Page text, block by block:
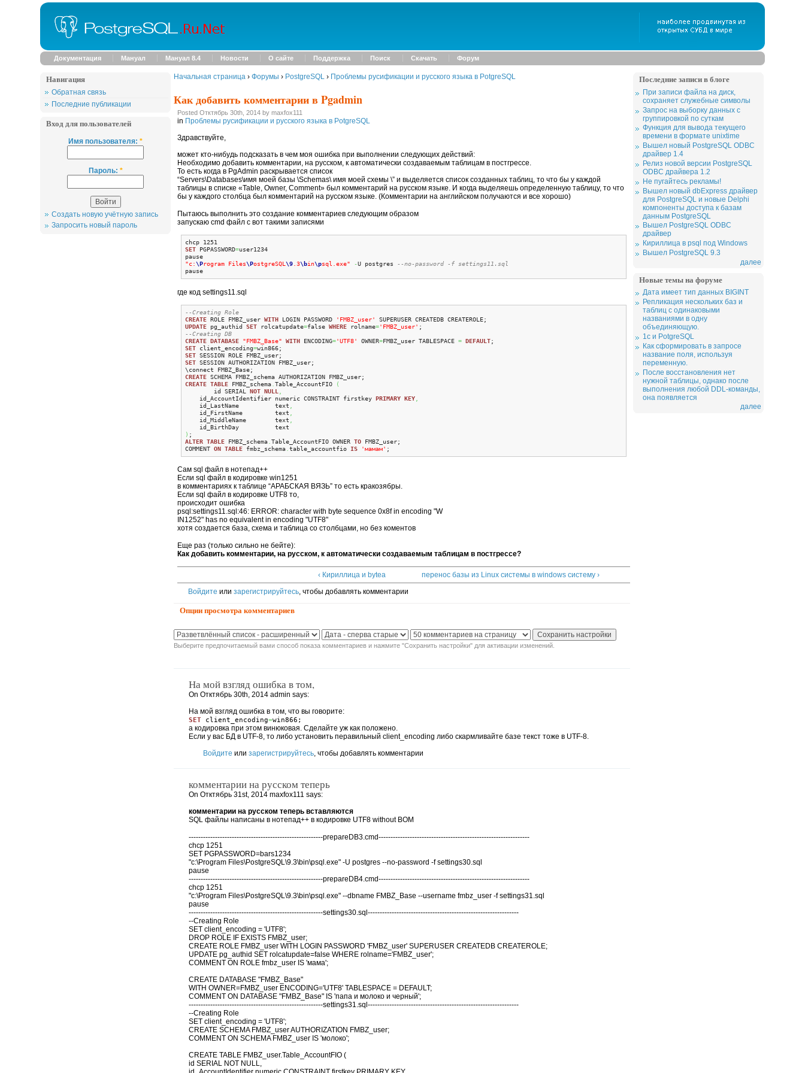
Документация Мануал Мануал 8.4 Новости О сайте Поддержка Поиск Скачать Форум
Навигация
Обратная связь
Последние публикации
Вход для пользователей
Имя пользователя:*
Пароль: *
Создать новую учётную запись
Запросить новый пароль
Начальная страница› Форумы › PostgreSQL› Проблемы русификации и русского языка в PotgreSQL
Как добавить комментарии в Pgadmin
Posted Отктябрь 30th, 2014 by maxfox111
in Проблемы русификации и русского языка в PotgreSQL
Здравствуйте,
может кто-нибудь подсказать в чем моя ошибка при выполнении следующих действий:
Необходимо добавить комментарии, на русском, к автоматически создаваемым таблицам в постгрессе.
То есть когда в PgAdmin раскрывается список
“Servers\Databases\имя моей базы \Schemas\ имя моей схемы \” и выделяется список созданных таблиц, то что бы у каждой
таблицы в списке «Table, Owner, Comment» был комментарий на русском языке. И когда выделяешь определенную таблицу, то что
бы у каждого столбца был комментарий на русском языке. (Комментарии на английском получаются и все хорошо)
Пытаюсь выполнить это создание комментариев следующим образом
запускаю cmd файл с вот такими записями
SET PGPASSWORD=user1234
pause
"c:\Program Files\PostgreSQL \9.3\bin\psql.exe" -U postgres --no-password -f settings11.sql
pause
где код settings11.sql
--Creating Role
CREATE ROLE FMBZ_user WITH LOGIN PASSWORD 'FMBZ_user'
UPDATE pg_authid SET rolcatupdate=false WHERE rolname='FMBZ_user'
--Creating DB
CREATE DATABASE "FMBZ_Base" WITH ENCODING='UTF8' OWNER=FMBZ_user TABLESPACE = DEFAULT
SET client_encoding=
SET
SET SESSION AUTHORIZATION FMBZ_user;
CREATE
CREATE TABLE FMBZ_schema. Table_AccountFIO
(
	id SERIAL
NOT NULL
    id_AccountIdentifier numeric CONSTRAINT firstkey
PRIMARY KEY,
    id_LastName          text
    id_FirstName         text
    id_MiddleName        text
)
ALTER TABLE FMBZ_schema. Table_AccountFIO OWNER TO FMBZ_user;
COMMENT ON TABLE fmbz_schema. table_accountfio IS 'мамам' ;
Сам sql файл в нотепад++
Если sql файл в кодировке win1251
в комментариях к таблице “АРАБСКАЯ ВЯЗЬ” то есть кракозябры.
Если sql файл в кодировке UTF8 то,
происходит ошибка
psql:settings11.sql:46: ERROR: character with byte sequence 0x8f in encoding "W
IN1252" has no equivalent in encoding "UTF8"
хотя создается база, схема и таблица со столбцами, но без коментов
Еще раз (только сильно не бейте):
Как добавить комментарии, на русском, к автоматически создаваемым таблицам в постгрессе?
‹ Кириллица и bytea перенос базы из Linux системы в windows систему ›
Войдите или зарегистрируйтесь, чтобы добавлять комментарии
Опции просмотра комментариев
Выберите предпочитаемый вами способ показа комментариев и нажмите "Сохранить настройки" для активации изменений.
На мой взгляд ошибка в том,
On Отктябрь 30th, 2014 admin says:
На мой взгляд ошибка в том, что вы говорите:
SETclient_encoding=win866;
а кодировка при этом винюковая. Сделайте уж как положено.
Если у вас БД в UTF-8, то либо установить перавильный client_encoding либо скармливайте базе текст тоже в UTF-8.
Войдите или зарегистрируйтесь, чтобы добавлять комментарии
комментарии на русском теперь
On Отктябрь 31st, 2014 maxfox111 says:
комментарии на русском теперь вставляются
SQL файлы написаны в нотепад++ в кодировке UTF8 without BOM
--------------------------------------------------------prepareDB3.cmd---------------------------------------------------------------
chcp 1251
SET PGPASSWORD=bars1234
"c:\Program Files\PostgreSQL\9.3\bin\psql.exe" -U postgres --no-password -f settings30.sql
pause
--------------------------------------------------------prepareDB4.cmd---------------------------------------------------------------
chcp 1251
"c:\Program Files\PostgreSQL\9.3\bin\psql.exe" --dbname FMBZ_Base --username fmbz_user -f settings31.sql
pause
--------------------------------------------------------settings30.sql---------------------------------------------------------------
--Creating Role
SET client_encoding = 'UTF8';
DROP ROLE IF EXISTS FMBZ_user;
CREATE ROLE FMBZ_user WITH LOGIN PASSWORD 'FMBZ_user' SUPERUSER CREATEDB CREATEROLE;
UPDATE pg_authid SET rolcatupdate=false WHERE rolname='FMBZ_user';
COMMENT ON ROLE fmbz_user IS 'мама';
CREATE DATABASE "FMBZ_Base"
WITH OWNER=FMBZ_user ENCODING='UTF8' TABLESPACE = DEFAULT;
COMMENT ON DATABASE "FMBZ_Base" IS 'папа и молоко и черный';
--------------------------------------------------------settings31.sql---------------------------------------------------------------
--Creating Role
SET client_encoding = 'UTF8';
CREATE SCHEMA FMBZ_user AUTHORIZATION FMBZ_user;
COMMENT ON SCHEMA FMBZ_user IS 'молоко';
CREATE TABLE FMBZ_user.Table_AccountFIO (
id SERIAL NOT NULL,
Последние записи в блоге
При записи файла на диск,
сохраняет служебные символы
Запрос на выборку данных с
группировкой по суткам
Функция для вывода текущего
времени в формате unixtime
Вышел новый PostgreSQL ODBC
драйвер 1.4
Релиз новой версии PostgreSQL
ODBC драйвера 1.2
Не пугайтесь рекламы!
Вышел новый dbExpress драйвер
для PostgreSQL и новые Delphi
компоненты доступа к базам
данным PostgreSQL
Вышел PostgreSQL ODBC
драйвер
Кириллица в psql под Windows
Вышел PostgreSQL 9.3
далее
Новые темы на форуме
Дата имеет тип данных BIGINT
Репликация нескольких баз и
таблиц с одинаковыми
названиями в одну
объединяющую.
1c и PotgreSQL
Как сформировать в запросе
название поля, используя
переменную.
После восстановления нет
нужной таблицы, однако после
выполнения любой DDL-команды,
она появляется
далее